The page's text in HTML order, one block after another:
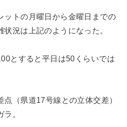
ットの月曜日から金曜日までの
況は上記のようになった。
とすると平日は50くらいでは
（県道17号線との立体交差）
。